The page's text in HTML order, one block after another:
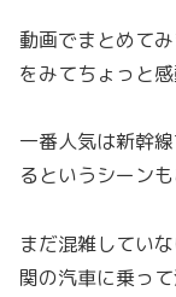
動画でまとめて
をみてちょっと感
一番人気は新幹
るというシーンも
まだ混雑してい
関の汽車に乗っ